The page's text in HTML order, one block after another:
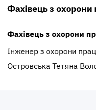
Фахівець з охорони
Фахівець з охорони
Інженер з охорони
Островська Тетяна